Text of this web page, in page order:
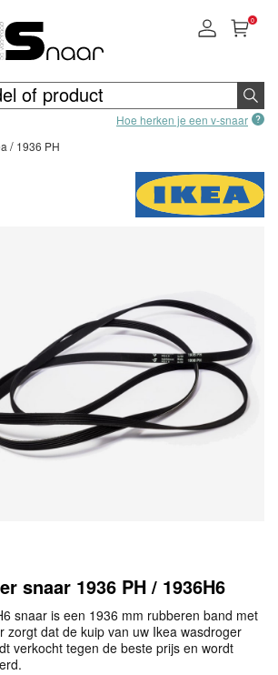
Hoe herken je een v-snaar
0
1936 PH
snaar 1936 PH / 1936H6
snaar is een 1936 mm rubberen band met
zorgt dat de kuip van uw Ikea wasdroger
verkocht tegen de beste prijs en wordt